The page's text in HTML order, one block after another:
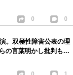
0 0
。双極性障害公表の理
の言葉明かし批判も…